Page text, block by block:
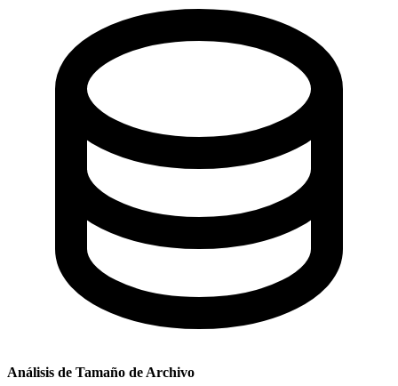
Análisis de Tamaño de Archivo